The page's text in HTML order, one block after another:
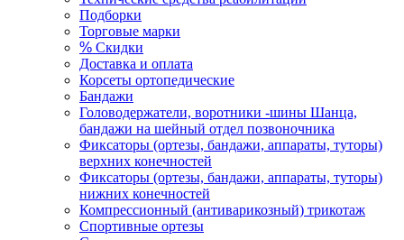
Подборки
Торговые марки
% Скидки
Доставка и оплата
Корсеты ортопедические
Бандажи
Головодержатели, воротники -шины Шанца,
бандажи на шейный отдел позвоночника
Фиксаторы (ортезы, бандажи, аппараты, туторы)
верхних конечностей
Фиксаторы (ортезы, бандажи, аппараты, туторы)
нижних конечностей
Компрессионный (антиварикозный) трикотаж
Спортивные ортезы